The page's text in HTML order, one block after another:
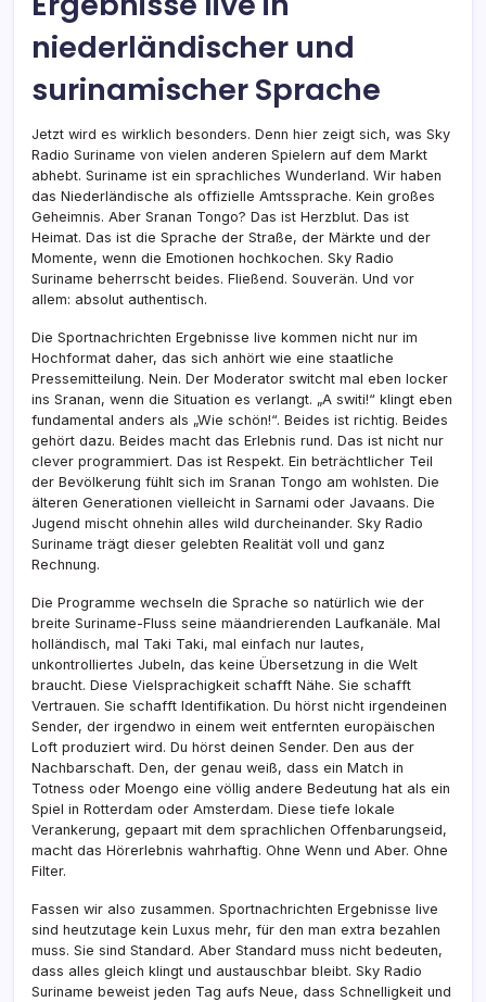
niederländischer und
surinamischer Sprache
Jetzt wird es wirklich besonders. Denn hier zeigt sich, was Sky
Radio Suriname von vielen anderen Spielern auf dem Markt
abhebt. Suriname ist ein sprachliches Wunderland. Wir haben
das Niederländische als offizielle Amtssprache. Kein großes
Geheimnis. Aber Sranan Tongo? Das ist Herzblut. Das ist
Heimat. Das ist die Sprache der Straße, der Märkte und der
Momente, wenn die Emotionen hochkochen. Sky Radio
Suriname beherrscht beides. Fließend. Souverän. Und vor
allem: absolut authentisch.
Die Sportnachrichten Ergebnisse live kommen nicht nur im
Hochformat daher, das sich anhört wie eine staatliche
Pressemitteilung. Nein. Der Moderator switcht mal eben locker
ins Sranan, wenn die Situation es verlangt. „A switi!“ klingt eben
fundamental anders als „Wie schön!“. Beides ist richtig. Beides
gehört dazu. Beides macht das Erlebnis rund. Das ist nicht nur
clever programmiert. Das ist Respekt. Ein beträchtlicher Teil
der Bevölkerung fühlt sich im Sranan Tongo am wohlsten. Die
älteren Generationen vielleicht in Sarnami oder Javaans. Die
Jugend mischt ohnehin alles wild durcheinander. Sky Radio
Suriname trägt dieser gelebten Realität voll und ganz
Rechnung.
Die Programme wechseln die Sprache so natürlich wie der
breite Suriname-Fluss seine mäandrierenden Laufkanäle. Mal
holländisch, mal Taki Taki, mal einfach nur lautes,
unkontrolliertes Jubeln, das keine Übersetzung in die Welt
braucht. Diese Vielsprachigkeit schafft Nähe. Sie schafft
Vertrauen. Sie schafft Identifikation. Du hörst nicht irgendeinen
Sender, der irgendwo in einem weit entfernten europäischen
Loft produziert wird. Du hörst deinen Sender. Den aus der
Nachbarschaft. Den, der genau weiß, dass ein Match in
Totness oder Moengo eine völlig andere Bedeutung hat als ein
Spiel in Rotterdam oder Amsterdam. Diese tiefe lokale
Verankerung, gepaart mit dem sprachlichen Offenbarungseid,
macht das Hörerlebnis wahrhaftig. Ohne Wenn und Aber. Ohne
Filter.
Fassen wir also zusammen. Sportnachrichten Ergebnisse live
sind heutzutage kein Luxus mehr, für den man extra bezahlen
muss. Sie sind Standard. Aber Standard muss nicht bedeuten,
dass alles gleich klingt und austauschbar bleibt. Sky Radio
Suriname beweist jeden Tag aufs Neue, dass Schnelligkeit und